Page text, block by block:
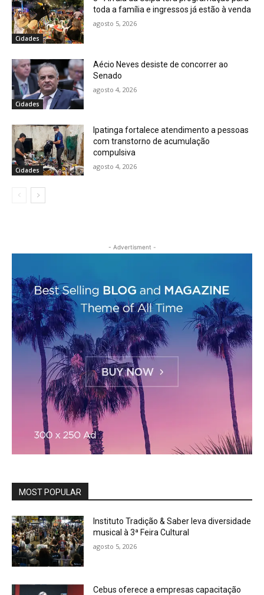
Cidades
toda a família e ingressos já estão à venda
agosto 5, 2026
Cidades
Aécio Neves desiste de concorrer ao
Senado
agosto 4, 2026
Cidades
Ipatinga fortalece atendimento a pessoas
com transtorno de acumulação
compulsiva
agosto 4, 2026
- Advertisment -
MOST POPULAR
Instituto Tradição & Saber leva diversidade
musical à 3ª Feira Cultural
agosto 5, 2026
Cebus oferece a empresas capacitação